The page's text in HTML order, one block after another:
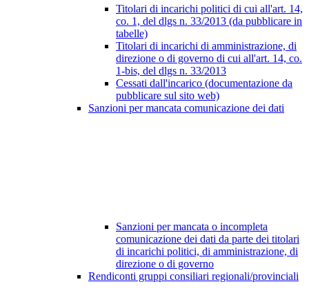
Titolari di incarichi politici di cui all'art. 14,
co. 1, del dlgs n. 33/2013 (da pubblicare in
tabelle)
Titolari di incarichi di amministrazione, di
direzione o di governo di cui all'art. 14, co.
1-bis, del dlgs n. 33/2013
Cessati dall'incarico (documentazione da
pubblicare sul sito web)
Sanzioni per mancata comunicazione dei dati
Sanzioni per mancata o incompleta
comunicazione dei dati da parte dei titolari
di incarichi politici, di amministrazione, di
direzione o di governo
Rendiconti gruppi consiliari regionali/provinciali